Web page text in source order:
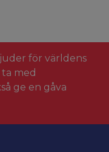
för världens
med
ge en gåva